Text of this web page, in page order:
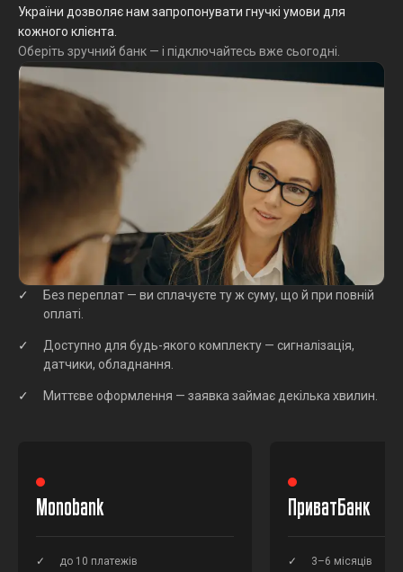
України дозволяє нам запропонувати гнучкі умови для
кожного клієнта.
Оберіть зручний банк — і підключайтесь вже сьогодні.
Без переплат — ви сплачуєте ту ж суму, що й при повній
оплаті.
Доступно для будь-якого комплекту — сигналізація,
датчики, обладнання.
Миттєве оформлення — заявка займає декілька хвилин.
Monobank
до 10 платежів
ПриватБанк
3–6 місяців